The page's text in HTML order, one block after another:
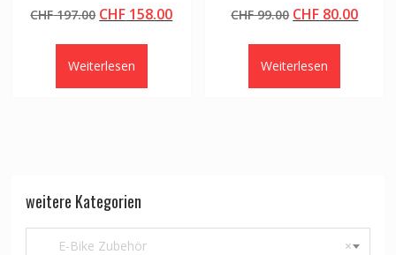
CHF197.00 Ursprünglicher
CHF 197.00
CHF 158.00Aktueller
Weiterlesen
CHF99.00 Ursprünglicher
CHF 99.00
CHF 80.00
Weiterlesen
weitere Kategorien
×
E-Bike Zubehör